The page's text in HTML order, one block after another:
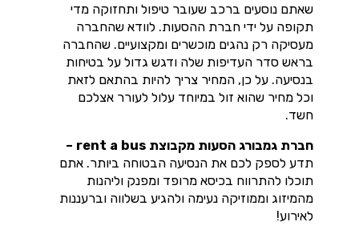
שאתם נוסעים ברכב שעובר טיפול ותחזוקה מדי
תקופה על ידי חברת ההסעות. לוודא שהחברה
מעסיקה רק נהגים מוכשרים ומקצועיים. שהחברה
בראש סדר העדיפות שלה ודגש גדול על בטיחות
בנסיעה. על כן, המחיר צריך להיות בהתאם לזאת
וכל מחיר שהוא זול במיוחד עלול לעורר אצלכם
חשד.
חברת גמבורג הסעות מקבוצת rent a bus –
תדע לספק לכם את הנסיעה הבטוחה ביותר. אתם
תוכלו להתרווח בכיסא מרופד ומפנק וליהנות
מהמיזוג וממוזיקה נעימה ולהגיע בשלווה וברעננות
לאירוע!